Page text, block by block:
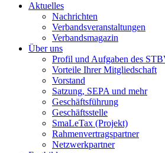
Aktuelles
Nachrichten
Verbandsveranstaltungen
Verbandsmagazin
Über uns
Profil und Aufgaben des
Vorteile Ihrer Mitgliedschaft
Vorstand
Satzung, SEPA und mehr
Geschäftsführung
Geschäftsstelle
SmaLeTax (Projekt)
Rahmenvertragspartner
Netzwerkpartner